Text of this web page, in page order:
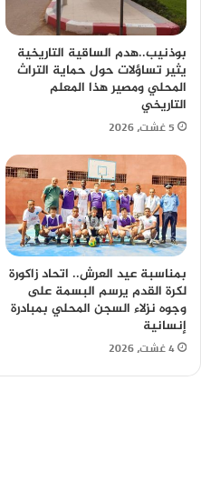
بوذنيب..هدم الساقية التاريخية
يثير تساؤلات حول حماية التراث
المحلي ومصير هذا المعلم
التاريخي
5 غشت، 2026
بمناسبة عيد العرش.. اتحاد زاكورة
لكرة القدم يرسم البسمة على
وجوه نزلاء السجن المحلي بمبادرة
إنسانية
4 غشت، 2026